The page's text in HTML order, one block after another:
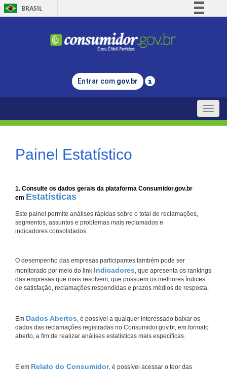
BRASIL
Comunica BR
Legislação
Entrar com gov.br
Toggle
Painel Estatístico
1. Consulte os dados gerais da plataforma Consumidor.gov.br
em Estatísticas
Este painel permite análises rápidas sobre o total de reclamações,
segmentos, assuntos e problemas mais reclamados e
indicadores consolidados.
O desempenho das empresas participantes também pode ser
monitorado por meio do link Indicadores, que apresenta os rankings
das empresas que mais resolvem, que possuem os melhores índices
de satisfação, reclamações respondidas e prazos médios de resposta.
Em Dados Abertos, é possível a qualquer interessado baixar os
dados das reclamações registradas no Consumidor.gov.br, em formato
aberto, a fim de realizar análises estatísticas mais específicas.
E em Relato do Consumidor, é possível acessar o teor das